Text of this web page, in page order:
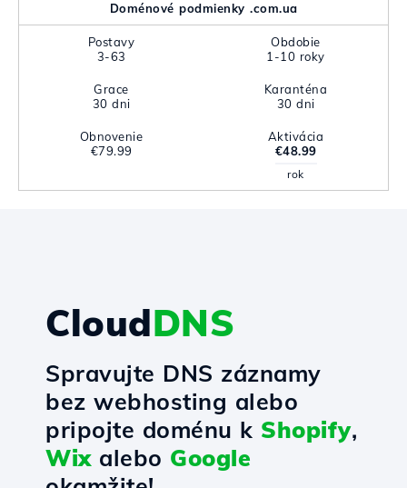
Doménové podmienky .com.ua
Postavy
3-63
Obdobie
1-10 roky
Grace
30 dni
Karanténa
30 dni
Obnovenie
€79.99
Aktivácia
€48.99
rok
CloudDNS
Spravujte DNS záznamy
bez webhosting alebo
pripojte doménu k Shopify,
Wixalebo Google